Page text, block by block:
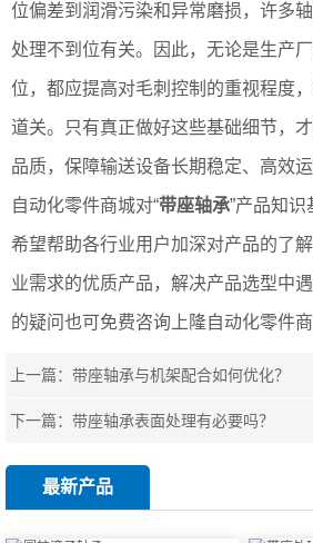
位偏差到润滑污染和异常磨损，许多
处理不到位有关。因此，无论是生产
位，都应提高对毛刺控制的重视程度
道关。只有真正做好这些基础细节，
品质，保障输送设备长期稳定、高效
自动化零件商城对“带座轴承”产品知识
希望帮助各行业用户加深对产品的了
业需求的优质产品，解决产品选型中
的疑问也可免费咨询上隆自动化零件商
上一篇：带座轴承与机架配合如何优化？
下一篇：带座轴承表面处理有必要吗？
最新产品